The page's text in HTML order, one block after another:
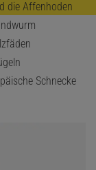
die Affenhoden
Schnecke